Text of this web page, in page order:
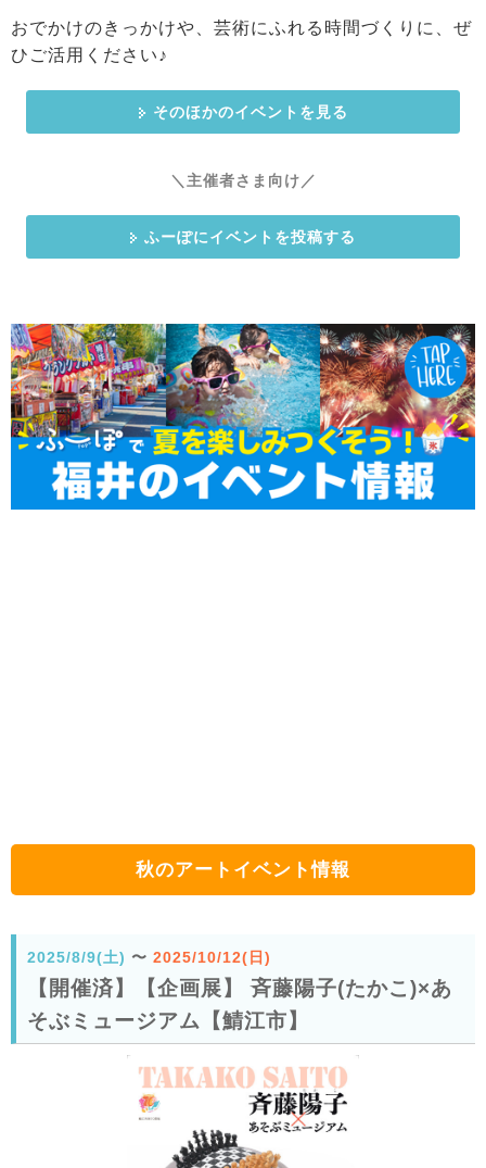
おでかけのきっかけや、芸術にふれる時間づくりに、ぜ
ひご活用ください♪
そのほかのイベントを見る
＼主催者さま向け／
ふーぽにイベントを投稿する
秋のアートイベント情報
2025/8/9(土) 〜 2025/10/12(日)
【開催済】【企画展】 斉藤陽子(たかこ)×あ
そぶミュージアム【鯖江市】